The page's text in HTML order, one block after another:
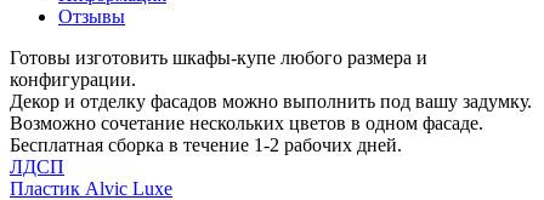
Отзывы
Готовы изготовить шкафы-купе любого размера и
конфигурации.
Декор и отделку фасадов можно выполнить под вашу задумку.
Возможно сочетание нескольких цветов в одном фасаде.
Бесплатная сборка в течение 1-2 рабочих дней.
ЛДСП
Пластик Alvic Luxe